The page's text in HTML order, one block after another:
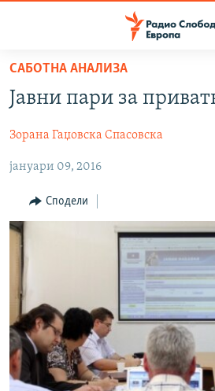
Оди
содржината
на
главната
Премини
на
пребарување
ВИЗУЕЛНО
ВЕСТИ
ШТО ТРЕБА ДА ЗНАЕТЕ
ПРИЈАВИ СЕ ЗА ЊУЗЛЕТЕР
ПОДКАСТ ЗОШТО?
СЛЕДЕТЕ НЕ
РСЕ веб страници
САБОТНА АНАЛИЗА
Јавни пари за
Зорана Гаџовска Спасовска
јануари 09, 2016
Сподели